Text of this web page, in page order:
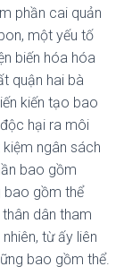
phần cai quản
một yếu tố
biến hóa hóa
quận hai bà
kiến tạo bao
hại ra môi
kiệm ngân sách
bao gồm
bao gồm thể
dân tham
từ ấy liên
bao gồm thể.